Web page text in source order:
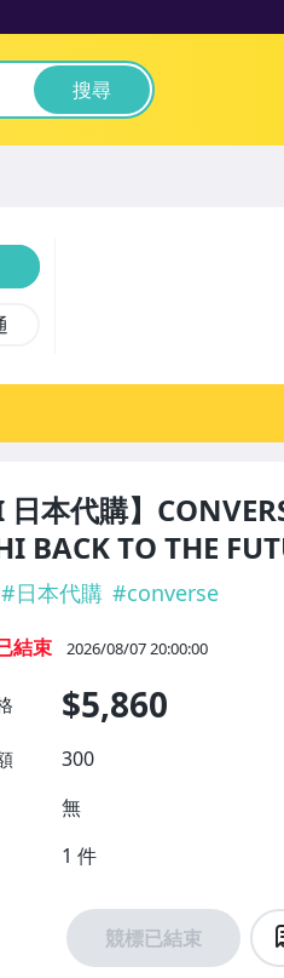
搜尋
日本代購】
BACK TO THE
#日本代購 #converse
結束 2026/08/07 20:00:00
$5,860
300
無
1 件
競標已結束